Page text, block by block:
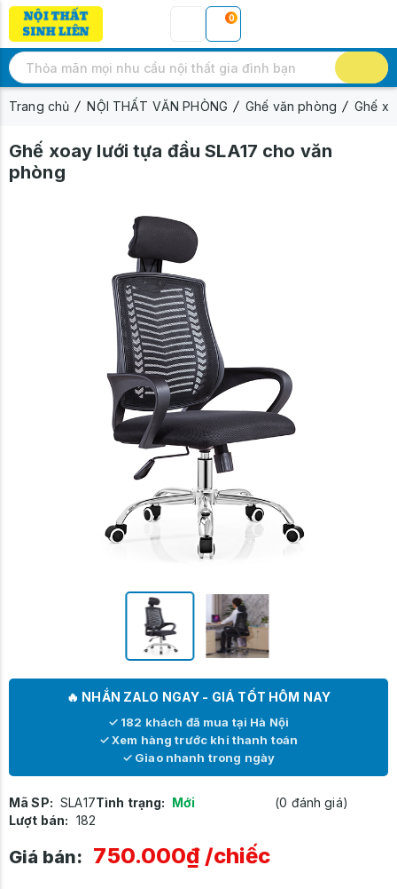
0
Trang chủ NỘI THẤT VĂN PHÒNG Ghế văn phòng Ghế
Ghế xoay lưới tựa đầu SLA17 cho văn
phòng
🔥 NHẮN ZALO NGAY - GIÁ TỐT HÔM NAY
✓ 182 khách đã mua tại Hà Nội
✓ Xem hàng trước khi thanh toán
✓ Giao nhanh trong ngày
Mã SP: SLA17Tình trạng: Mới
(0 đánh giá)
Lượt bán: 182
Giá bán: 750.000₫/chiếc